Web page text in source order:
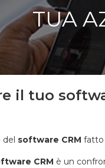
TUA
il tuo
del software CRM fatto
CRM è un